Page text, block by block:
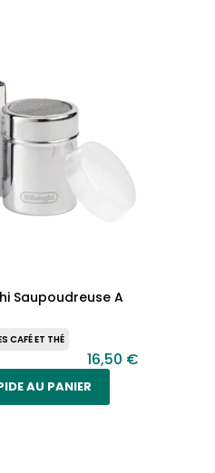
Saupoudreuse A
CAFÉ ET THÉ
16,50 €
AU PANIER